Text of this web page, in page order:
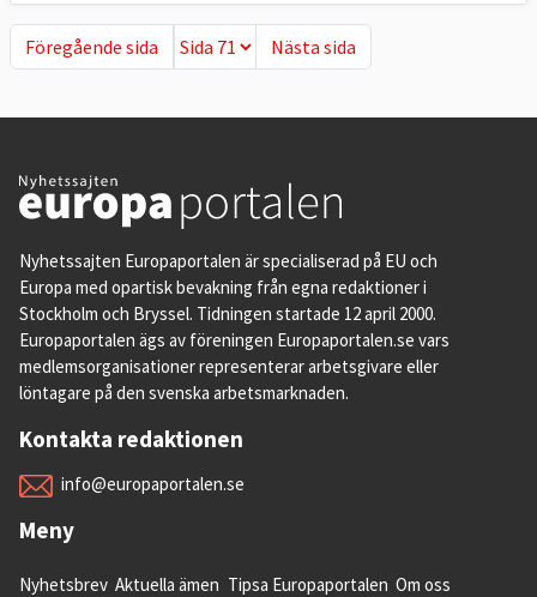
Föregående sida
Föregående sida Nästa sida
Nästa sida
Nyhetssajten Europaportalen är specialiserad på EU och
Europa med opartisk bevakning från egna redaktioner i
Stockholm och Bryssel. Tidningen startade 12 april 2000.
Europaportalen ägs av föreningen Europaportalen.se vars
medlemsorganisationer representerar arbetsgivare eller
löntagare på den svenska arbetsmarknaden.
Kontakta redaktionen
info@europaportalen.se
Meny
Nyhetsbrev Aktuella ämen Tipsa Europaportalen Om oss